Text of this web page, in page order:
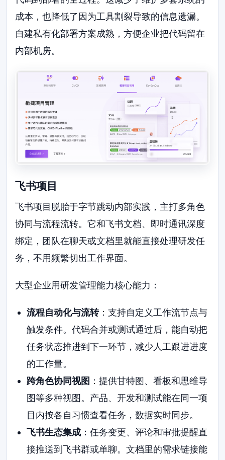
成本，也降低了因为工具割裂导致的信息遗漏。
自建私有化部署方案成熟，方便企业把代码留在
内部机房。
飞书项目
飞书项目脱胎于字节跳动内部实践，主打多角色
协同与流程流转。它和飞书文档、即时通讯深度
绑定，团队在聊天或文档里就能直接处理研发任
务，不用频繁切出工作界面。
大型企业用研发管理能力核心能力：
流程自动化与流转：支持自定义工作流节点与
触发条件。代码合并或测试通过后，能自动把
任务状态推进到下一环节，减少人工跟进进度
的工作量。
跨角色协同视图 ：提供甘特图、看板和思维导
图等多种视图。产品、开发和测试能在同一项
目内按各自习惯查看任务，数据实时同步。
飞书生态集成：任务变更、评论和审批提醒直
接推送到飞书群或单聊。文档里的需求链接能